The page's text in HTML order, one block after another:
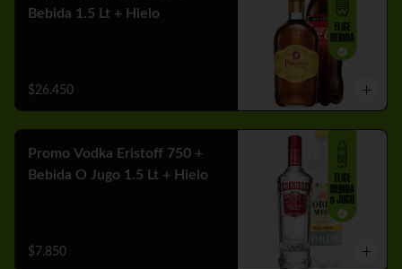
Bebida 1.5 Lt + Hielo
$26.450
Promo Vodka Eristoff 750 +
Bebida O Jugo 1.5 Lt + Hielo
$7.850